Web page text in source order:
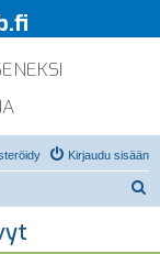
Kirjaudu sisään